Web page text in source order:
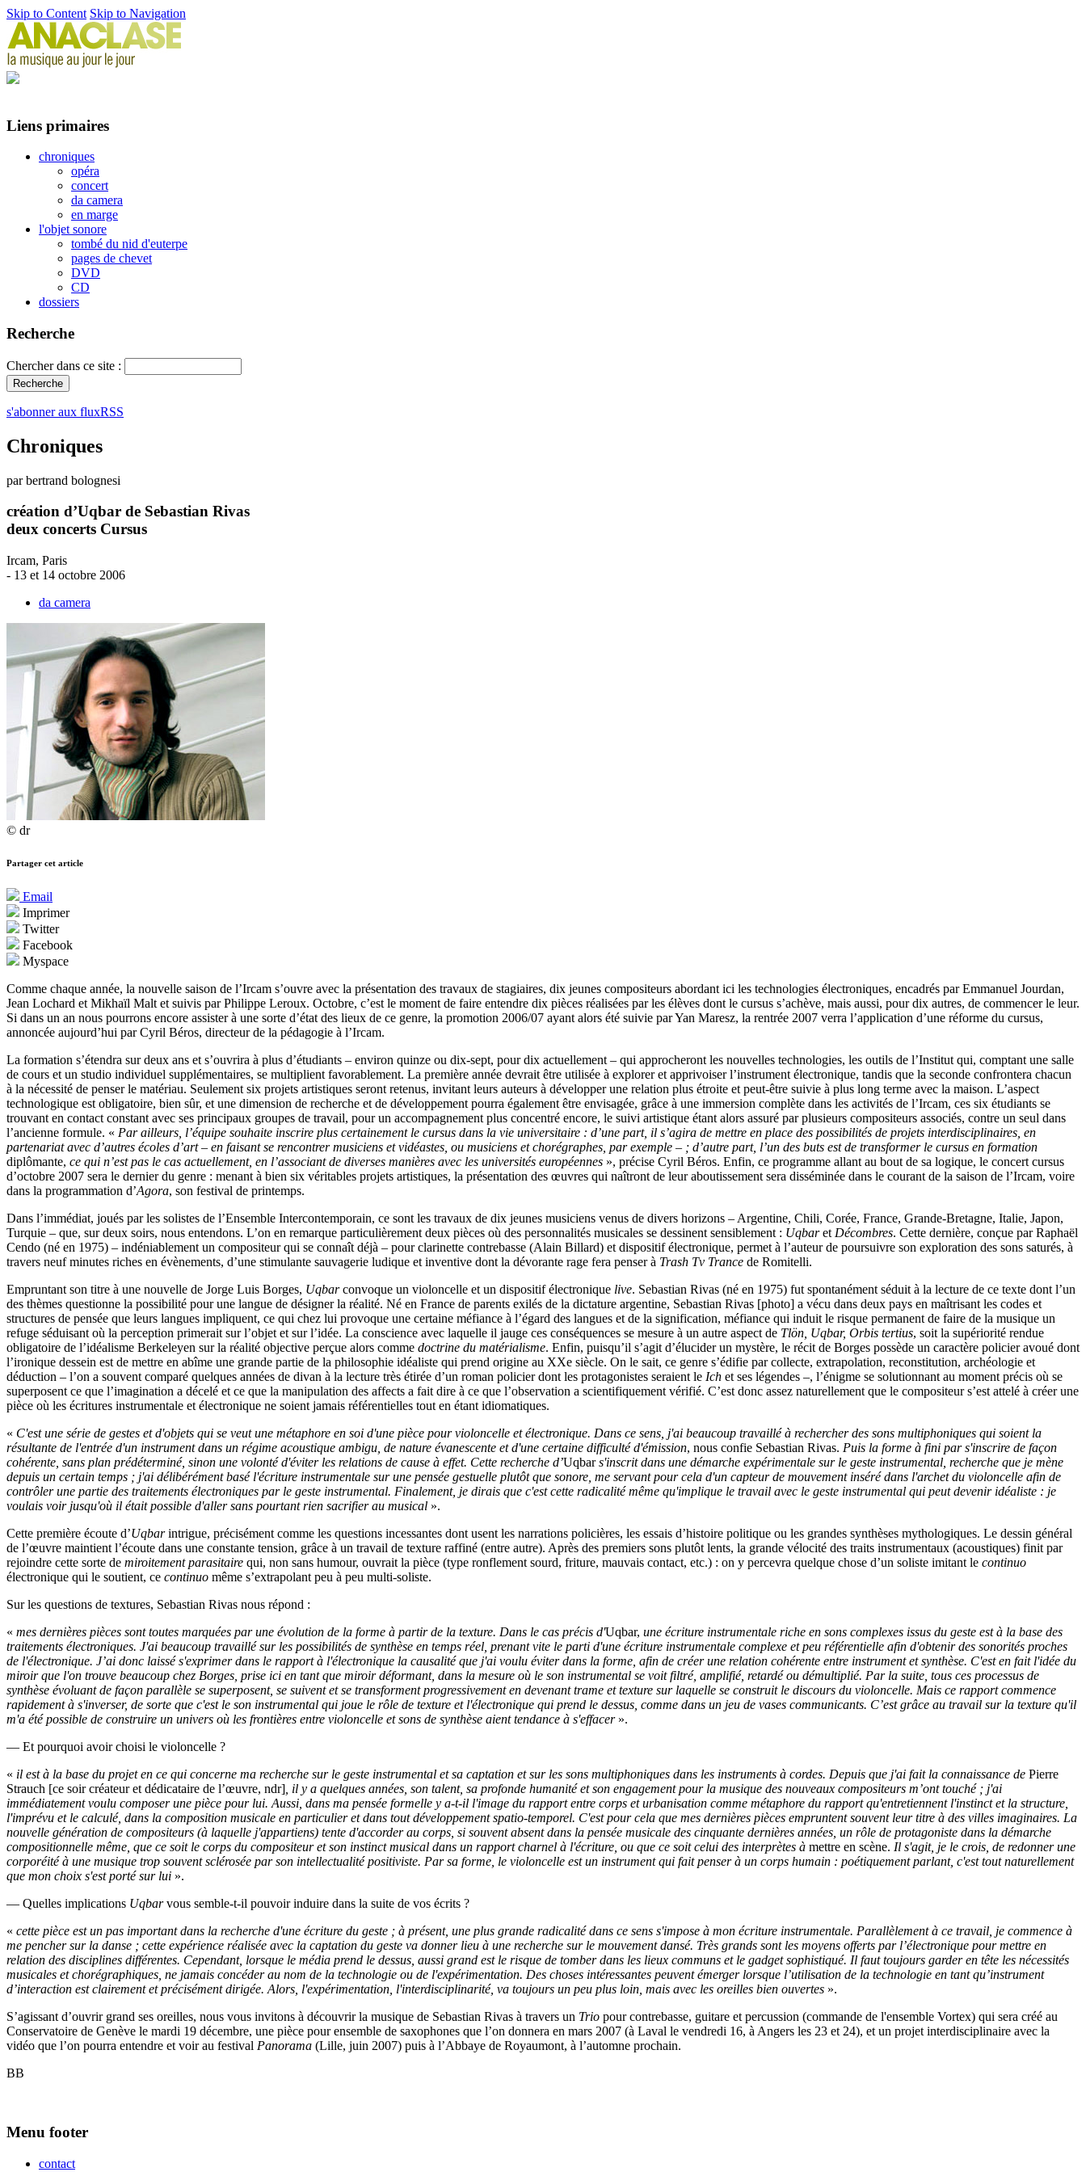
Skip to Content Skip to Navigation
Liens primaires
chroniques
opéra
concert
da camera
en marge
l'objet sonore
tombé du nid d'euterpe
pages de chevet
DVD
CD
dossiers
Recherche
Chercher dans ce site :
s'abonner aux fluxRSS
Chroniques
par bertrand bolognesi
création d’Uqbar de Sebastian Rivas
deux concerts Cursus
Ircam, Paris
- 13 et 14 octobre 2006
da camera
© dr
Partager cet article
Email
Imprimer
Twitter
Facebook
Myspace
Comme chaque année, la nouvelle saison de l’Ircam s’ouvre avec la présentation des travaux de stagiaires, dix jeunes compositeurs abordant ici les technologies électroniques, encadrés par Emmanuel Jourdan,
Jean Lochard et Mikhaïl Malt et suivis par Philippe Leroux. Octobre, c’est le moment de faire entendre dix pièces réalisées par les élèves dont le cursus s’achève, mais aussi, pour dix autres, de commencer le leur.
Si dans un an nous pourrons encore assister à une sorte d’état des lieux de ce genre, la promotion 2006/07 ayant alors été suivie par Yan Maresz, la rentrée 2007 verra l’application d’une réforme du cursus,
annoncée aujourd’hui par Cyril Béros, directeur de la pédagogie à l’Ircam.
La formation s’étendra sur deux ans et s’ouvrira à plus d’étudiants – environ quinze ou dix-sept, pour dix actuellement – qui approcheront les nouvelles technologies, les outils de l’Institut qui, comptant une salle
de cours et un studio individuel supplémentaires, se multiplient favorablement. La première année devrait être utilisée à explorer et apprivoiser l’instrument électronique, tandis que la seconde confrontera chacun
à la nécessité de penser le matériau. Seulement six projets artistiques seront retenus, invitant leurs auteurs à développer une relation plus étroite et peut-être suivie à plus long terme avec la maison. L’aspect
technologique est obligatoire, bien sûr, et une dimension de recherche et de développement pourra également être envisagée, grâce à une immersion complète dans les activités de l’Ircam, ces six étudiants se
trouvant en contact constant avec ses principaux groupes de travail, pour un accompagnement plus concentré encore, le suivi artistique étant alors assuré par plusieurs compositeurs associés, contre un seul dans
l’ancienne formule. « Par ailleurs, l’équipe souhaite inscrire plus certainement le cursus dans la vie universitaire : d’une part, il s’agira de mettre en place des possibilités de projets interdisciplinaires, en
partenariat avec d’autres écoles d’art – en faisant se rencontrer musiciens et vidéastes, ou musiciens et chorégraphes, par exemple – ; d’autre part, l’un des buts est de transformer le cursus en formation
diplômante, ce qui n’est pas le cas actuellement, en l’associant de diverses manières avec les universités européennes », précise Cyril Béros. Enfin, ce programme allant au bout de sa logique, le concert cursus
d’octobre 2007 sera le dernier du genre : menant à bien six véritables projets artistiques, la présentation des œuvres qui naîtront de leur aboutissement sera disséminée dans le courant de la saison de l’Ircam, voire
dans la programmation d’Agora, son festival de printemps.
Dans l’immédiat, joués par les solistes de l’Ensemble Intercontemporain, ce sont les travaux de dix jeunes musiciens venus de divers horizons – Argentine, Chili, Corée, France, Grande-Bretagne, Italie, Japon,
Turquie – que, sur deux soirs, nous entendons. L’on en remarque particulièrement deux pièces où des personnalités musicales se dessinent sensiblement : Uqbaret Décombres. Cette dernière, conçue par Raphaël
Cendo (né en 1975) – indéniablement un compositeur qui se connaît déjà – pour clarinette contrebasse (Alain Billard) et dispositif électronique, permet à l’auteur de poursuivre son exploration des sons saturés, à
travers neuf minutes riches en évènements, d’une stimulante sauvagerie ludique et inventive dont la dévorante rage fera penser à Trash Tv Trance de Romitelli.
Empruntant son titre à une nouvelle de Jorge Luis Borges, Uqbarconvoque un violoncelle et un dispositif électronique live. Sebastian Rivas (né en 1975) fut spontanément séduit à la lecture de ce texte dont l’un
des thèmes questionne la possibilité pour une langue de désigner la réalité. Né en France de parents exilés de la dictature argentine, Sebastian Rivas [photo] a vécu dans deux pays en maîtrisant les codes et
structures de pensée que leurs langues impliquent, ce qui chez lui provoque une certaine méfiance à l’égard des langues et de la signification, méfiance qui induit le risque permanent de faire de la musique un
refuge séduisant où la perception primerait sur l’objet et sur l’idée. La conscience avec laquelle il jauge ces conséquences se mesure à un autre aspect de Tlön, Uqbar, Orbis tertius, soit la supériorité rendue
obligatoire de l’idéalisme Berkeleyen sur la réalité objective perçue alors comme doctrine du matérialisme. Enfin, puisqu’il s’agit d’élucider un mystère, le récit de Borges possède un caractère policier avoué dont
l’ironique dessein est de mettre en abîme une grande partie de la philosophie idéaliste qui prend origine au XXe siècle. On le sait, ce genre s’édifie par collecte, extrapolation, reconstitution, archéologie et
déduction – l’on a souvent comparé quelques années de divan à la lecture très étirée d’un roman policier dont les protagonistes seraient le Ich et ses légendes –, l’énigme se solutionnant au moment précis où se
superposent ce que l’imagination a décelé et ce que la manipulation des affects a fait dire à ce que l’observation a scientifiquement vérifié. C’est donc assez naturellement que le compositeur s’est attelé à créer une
pièce où les écritures instrumentale et électronique ne soient jamais référentielles tout en étant idiomatiques.
« C'est une série de gestes et d'objets qui se veut une métaphore en soi d'une pièce pour violoncelle et électronique. Dans ce sens, j'ai beaucoup travaillé à rechercher des sons multiphoniques qui soient la
résultante de l'entrée d'un instrument dans un régime acoustique ambigu, de nature évanescente et d'une certaine difficulté d'émission, nous confie Sebastian Rivas. Puis la forme à fini par s'inscrire de façon
cohérente, sans plan prédéterminé, sinon une volonté d'éviter les relations de cause à effet. Cette recherche d’Uqbars'inscrit dans une démarche expérimentale sur le geste instrumental, recherche que je mène
depuis un certain temps ; j'ai délibérément basé l'écriture instrumentale sur une pensée gestuelle plutôt que sonore, me servant pour cela d'un capteur de mouvement inséré dans l'archet du violoncelle afin de
contrôler une partie des traitements électroniques par le geste instrumental. Finalement, je dirais que c'est cette radicalité même qu'implique le travail avec le geste instrumental qui peut devenir idéaliste : je
voulais voir jusqu'où il était possible d'aller sans pourtant rien sacrifier au musical ».
Cette première écoute d’Uqbarintrigue, précisément comme les questions incessantes dont usent les narrations policières, les essais d’histoire politique ou les grandes synthèses mythologiques. Le dessin général
de l’œuvre maintient l’écoute dans une constante tension, grâce à un travail de texture raffiné (entre autre). Après des premiers sons plutôt lents, la grande vélocité des traits instrumentaux (acoustiques) finit par
rejoindre cette sorte de miroitementparasitaire qui, non sans humour, ouvrait la pièce (type ronflement sourd, friture, mauvais contact, etc.) : on y percevra quelque chose d’un soliste imitant le continuo
électronique qui le soutient, ce continuo même s’extrapolant peu à peu multi-soliste.
Sur les questions de textures, Sebastian Rivas nous répond :
« mes dernières pièces sont toutes marquées par une évolution de la forme à partir de la texture. Dans le cas précis d'Uqbar, une écriture instrumentale riche en sons complexes issus du geste est à la base des
traitements électroniques. J'ai beaucoup travaillé sur les possibilités de synthèse en temps réel, prenant vite le parti d'une écriture instrumentale complexe et peu référentielle afin d'obtenir des sonorités proches
de l'électronique. J’ai donc laissé s'exprimer dans le rapport à l'électronique la causalité que j'ai voulu éviter dans la forme, afin de créer une relation cohérente entre instrument et synthèse. C'est en fait l'idée du
miroir que l'on trouve beaucoup chez Borges, prise ici en tant que miroir déformant, dans la mesure où le son instrumental se voit filtré, amplifié, retardé ou démultiplié. Par la suite, tous ces processus de
synthèse évoluant de façon parallèle se superposent, se suivent et se transforment progressivement en devenant trame et texture sur laquelle se construit le discours du violoncelle. Mais ce rapport commence
rapidement à s'inverser, de sorte que c'est le son instrumental qui joue le rôle de texture et l'électronique qui prend le dessus, comme dans un jeu de vases communicants. C’est grâce au travail sur la texture qu'il
m'a été possible de construire un univers où les frontières entre violoncelle et sons de synthèse aient tendance à s'effacer».
— Et pourquoi avoir choisi le violoncelle ?
« il est à la base du projet en ce qui concerne ma recherche sur le geste instrumental et sa captation et sur les sons multiphoniques dans les instruments à cordes. Depuis que j'ai fait la connaissance de Pierre
Strauch [ce soir créateur et dédicataire de l’œuvre, ndr] , il y a quelques années, son talent, sa profonde humanité et son engagement pour la musique des nouveaux compositeurs m’ont touché ; j'ai
immédiatement voulu composer une pièce pour lui. Aussi, dans ma pensée formelle y a-t-il l'image du rapport entre corps et urbanisation comme métaphore du rapport qu'entretiennent l'instinct et la structure,
l'imprévu et le calculé, dans la composition musicale en particulier et dans tout développement spatio-temporel. C'est pour cela que mes dernières pièces empruntent souvent leur titre à des villes imaginaires. La
nouvelle génération de compositeurs (à laquelle j'appartiens) tente d'accorder au corps, si souvent absent dans la pensée musicale des cinquante dernières années, un rôle de protagoniste dans la démarche
compositionnelle même, que ce soit le corps du compositeur et son instinct musical dans un rapport charnel à l'écriture, ou que ce soit celui des interprètes à mettre en scène. Il s'agit, je le crois, de redonner une
corporéité à une musique trop souvent sclérosée par son intellectualité positiviste. Par sa forme, le violoncelle est un instrument qui fait penser à un corps humain : poétiquement parlant, c'est tout naturellement
que mon choix s'est porté sur lui ».
— Quelles implications Uqbarvous semble-t-il pouvoir induire dans la suite de vos écrits ?
« cette pièce est un pas important dans la recherche d'une écriture du geste ; à présent, une plus grande radicalité dans ce sens s'impose à mon écriture instrumentale. Parallèlement à ce travail, je commence à
me pencher sur la danse ; cette expérience réalisée avec la captation du geste va donner lieu à une recherche sur le mouvement dansé. Très grands sont les moyens offerts par l’électronique pour mettre en
relation des disciplines différentes. Cependant, lorsque le média prend le dessus, aussi grand est le risque de tomber dans les lieux communs et le gadget sophistiqué. Il faut toujours garder en tête les nécessités
musicales et chorégraphiques, ne jamais concéder au nom de la technologie ou de l'expérimentation. Des choses intéressantes peuvent émerger lorsque l’utilisation de la technologie en tant qu’instrument
d’interaction est clairement et précisément dirigée. Alors, l'expérimentation, l'interdisciplinarité, va toujours un peu plus loin, mais avec les oreilles bien ouvertes ».
S’agissant d’ouvrir grand ses oreilles, nous vous invitons à découvrir la musique de Sebastian Rivas à travers un Trio pour contrebasse, guitare et percussion (commande de l'ensemble Vortex) qui sera créé au
Conservatoire de Genève le mardi 19 décembre, une pièce pour ensemble de saxophones que l’on donnera en mars 2007 (à Laval le vendredi 16, à Angers les 23 et 24), et un projet interdisciplinaire avec la
vidéo que l’on pourra entendre et voir au festival Panorama (Lille, juin 2007) puis à l’Abbaye de Royaumont, à l’automne prochain.
BB
Menu footer
contact